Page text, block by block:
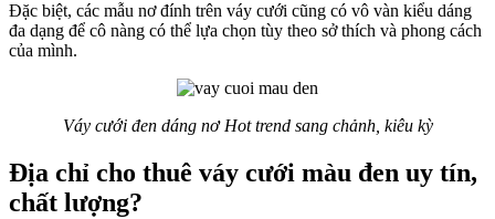
Đặc biệt, các mẫu nơ đính trên váy cưới cũng có vô vàn kiểu dáng
đa dạng để cô nàng có thể lựa chọn tùy theo sở thích và phong cách
của mình.
Váy cưới đen dáng nơ Hot trend sang chảnh, kiêu kỳ
Địa chỉ cho thuê váy cưới màu đen uy tín,
chất lượng?